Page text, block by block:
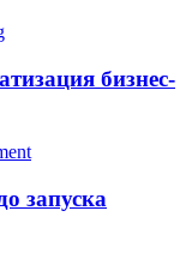
бизнес-
запуска